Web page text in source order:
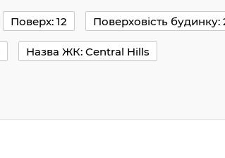
Поверх: 12 Поверховість будинку:
Назва ЖК: Central Hills